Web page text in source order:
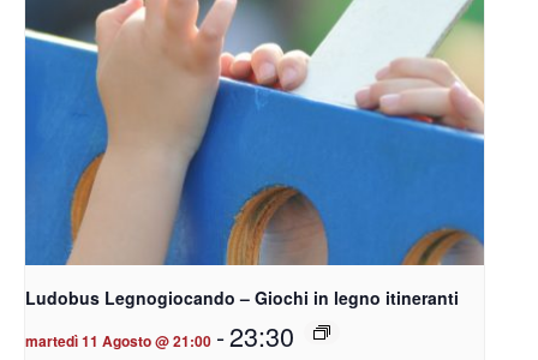
Ludobus Legnogiocando – Giochi in legno itineranti
martedì 11 Agosto @ 21:00 -23:30